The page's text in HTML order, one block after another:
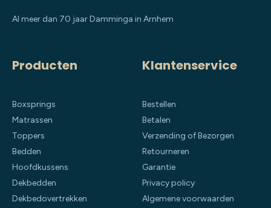
Al meer dan 70 jaar Damminga in Arnhem
Producten
Boxsprings
Matrassen
Toppers
Bedden
Hoofdkussens
Dekbedden
Dekbedovertrekken
Klantenservice
Bestellen
Betalen
Verzending of Bezorgen
Retourneren
Garantie
Privacy policy
Algemene voorwaarden